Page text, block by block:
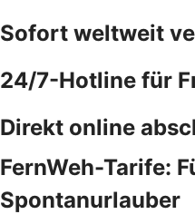
Sofort weltweit
24/7-Hotline für
Direkt online
FernWeh-Tarife:
Spontanurlauber